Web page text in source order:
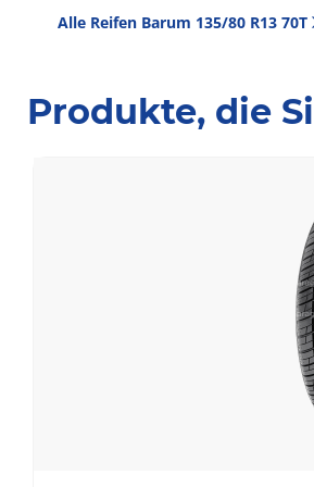
Alle Reifen Barum 135/80 R13 70T
Produkte, die